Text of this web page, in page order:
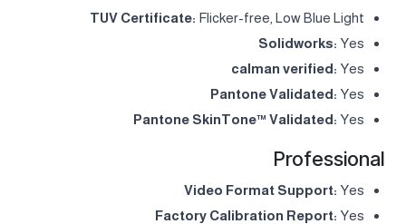
TUV Certificate: Flicker-free, Low Blue Light
Solidworks: Yes
calman verified: Yes
Pantone Validated: Yes
Pantone SkinTone™ Validated: Yes
Professional
Video Format Support: Yes
Factory Calibration Report: Yes